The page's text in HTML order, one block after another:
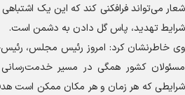
شعار می‌تواند فرافکنی کند که این یک
شرایط تهدید، پاس گل دادن به دشمن است.
وی خاطرنشان کرد: امروز رئیس مجلس،
مسئولان کشور همگی در مسیر خدمت‌رسانی
شرایطی که هر زمان و هر مکان ممکن است